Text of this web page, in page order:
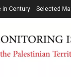
in Century Selected